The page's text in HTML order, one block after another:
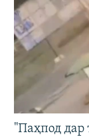
"Паҳпод дар